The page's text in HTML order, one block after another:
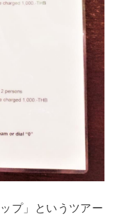
プ」というツアー